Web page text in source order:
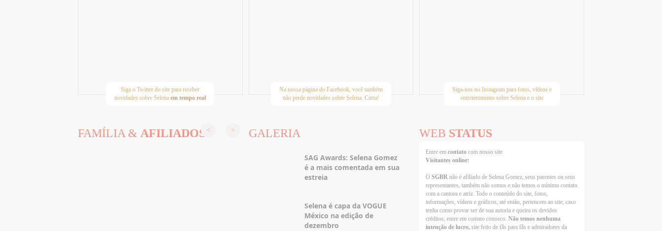
Siga o Twitter do site para receber
novidades sobre Selenaem tempo real
Na nossa página do Facebook, você também
não perde novidades sobre Selena. Curta!
Siga-nos no Instagram para fotos, vídeos e
entretenimento sobre Selena e o site
FAMÍLIA & AFILIADOS GALERIA
SAG Awards: Selena Gomez
é a mais comentada em sua
estreia
Selena é capa da VOGUE
México na edição de
dezembro
WEB STATUS
Entre emcontatocom nosso site
Visitantes online:
OSGBR não é afiliado de Selena Gomez, seus parentes ou seus
representantes, também não somos e não temos o mínimo contato
com a cantora e atriz. Todo o conteúdo do site, fotos,
informações, vídeos e gráficos, até então, pertencem ao site, caso
tenha como provar ser de sua autoria e queira os devidos
créditos, entre em contato conosco.Não temos nenhuma
intenção de lucro,site feito de fãs para fãs e admiradores da